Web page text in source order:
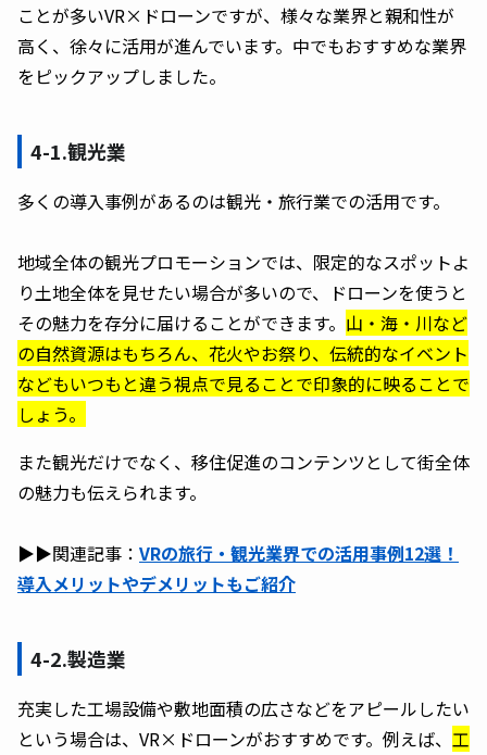
ことが多いVR×ドローンですが、様々な業界と親和性が
高く、徐々に活用が進んでいます。中でもおすすめな業界
をピックアップしました。
4-1.観光業
多くの導入事例があるのは観光・旅行業での活用です。
地域全体の観光プロモーションでは、限定的なスポットよ
り土地全体を見せたい場合が多いので、ドローンを使うと
その魅力を存分に届けることができます。 山・海・川など
の自然資源はもちろん、花火やお祭り、伝統的なイベント
などもいつもと違う視点で見ることで印象的に映ることで
しょう。
また観光だけでなく、移住促進のコンテンツとして街全体
の魅力も伝えられます。
▶︎▶︎関連記事： VRの旅行・観光業界での活用事例12選！
導入メリットやデメリットもご紹介
4-2.製造業
充実した工場設備や敷地面積の広さなどをアピールしたい
という場合は、VR×ドローンがおすすめです。例えば、 工